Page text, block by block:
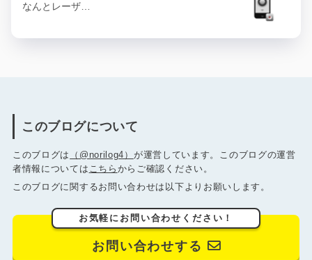
なんとレーザ…
このブログについて
このブログは （@norilog4） が運営しています。このブログの運営
者情報については こちら からご確認ください。
このブログに関するお問い合わせは以下よりお願いします。
お気軽にお問い合わせください！
お問い合わせする